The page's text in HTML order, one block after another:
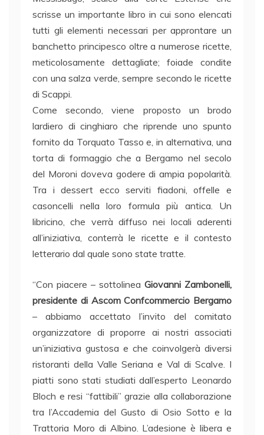
scrisse un importante libro in cui sono elencati
tutti gli elementi necessari per approntare un
banchetto principesco oltre a numerose ricette,
meticolosamente dettagliate; foiade condite
con una salza verde, sempre secondo le ricette
di Scappi.
Come secondo, viene proposto un brodo
lardiero di cinghiaro che riprende uno spunto
fornito da Torquato Tasso e, in alternativa, una
torta di formaggio che a Bergamo nel secolo
del Moroni doveva godere di ampia popolarità.
Tra i dessert ecco serviti fiadoni, offelle e
casoncelli nella loro formula più antica. Un
libricino, che verrà diffuso nei locali aderenti
all’iniziativa, conterrà le ricette e il contesto
letterario dal quale sono state tratte.
“Con piacere – sottolinea Giovanni Zambonelli,
presidente di Ascom Confcommercio Bergamo
– abbiamo accettato l’invito del comitato
organizzatore di proporre ai nostri associati
un’iniziativa gustosa e che coinvolgerà diversi
ristoranti della Valle Seriana e Val di Scalve. I
piatti sono stati studiati dall’esperto Leonardo
Bloch e resi “fattibili” grazie alla collaborazione
tra l’Accademia del Gusto di Osio Sotto e la
Trattoria Moro di Albino. L’adesione è libera e